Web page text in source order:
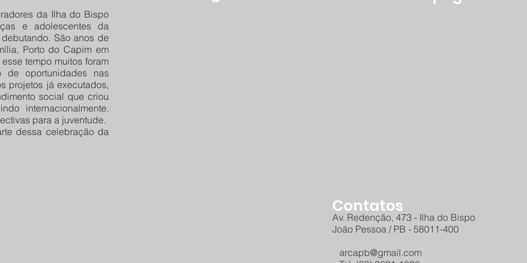
da Ilha do Bispo
e adolescentes da
São anos de
Porto do Capim em
tempo muitos foram
de oportunidades nas
projetos já executados,
social que criou
internacionalmente.
para a juventude.
dessa celebração da
Contatos
Av. Redenção, 473 - Ilha do Bispo
João Pessoa / PB - 58011-400
arcapb@gmail.com